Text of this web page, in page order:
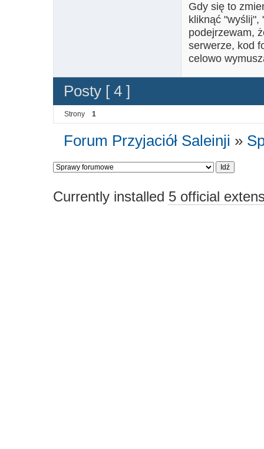
Gdy się to
kliknąć "wyślij",
podejrzewam,
serwerze, kod
celowo
Posty [ 4 ]
Strony 1
Forum Przyjaciół Saleinji »
Currently installed 5 official